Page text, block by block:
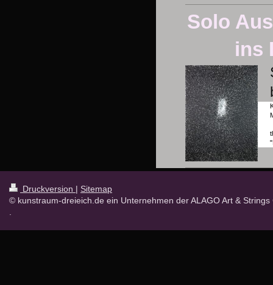
Solo
ins
Druckversion | Sitemap
© kunstraum-dreieich.de ein Unternehmen der ALAGO Art & Strings
.